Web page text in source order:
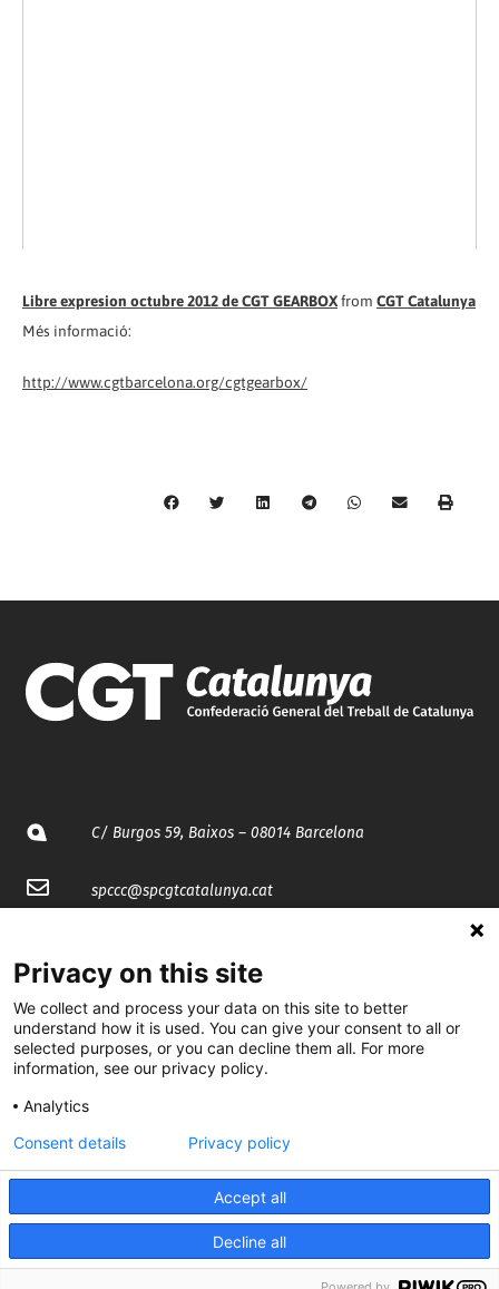
Libre expresion octubre 2012 de CGT GEARBOXfrom CGT Catalunya
Més informació:
http://www.cgtbarcelona.org/cgtgearbox/
C/ Burgos 59, Baixos – 08014 Barcelona
spccc@spcgtcatalunya.cat
@CGTCatalunya
cgtcatalunya
cgtcatalunya
Desenvolupat per
Privacy on this site
We collect and process your data on this site to better
understand how it is used. You can give your consent to all or
selected purposes, or you can decline them all. For more
information, see our privacy policy.
Analytics
Accept all
Decline all
Consent details Privacy policy